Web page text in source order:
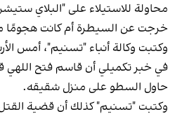
محاولة للاستيلاء على "البلاي
خرجت عن السيطرة أم كانت هجومًا
في خبر تكميلي أن قاسم فتح
حاول السطو على منزل شقيقه.
وكتبت "تسنيم" كذلك أن قضية